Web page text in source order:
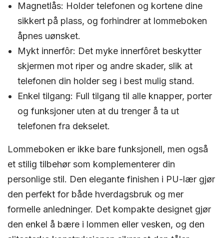
Magnetlås: Holder telefonen og kortene dine
sikkert på plass, og forhindrer at lommeboken
åpnes uønsket.
Mykt innerfôr: Det myke innerfôret beskytter
skjermen mot riper og andre skader, slik at
telefonen din holder seg i best mulig stand.
Enkel tilgang: Full tilgang til alle knapper, porter
og funksjoner uten at du trenger å ta ut
telefonen fra dekselet.
Lommeboken er ikke bare funksjonell, men også
et stilig tilbehør som komplementerer din
personlige stil. Den elegante finishen i PU-lær gjør
den perfekt for både hverdagsbruk og mer
formelle anledninger. Det kompakte designet gjør
den enkel å bære i lommen eller vesken, og den